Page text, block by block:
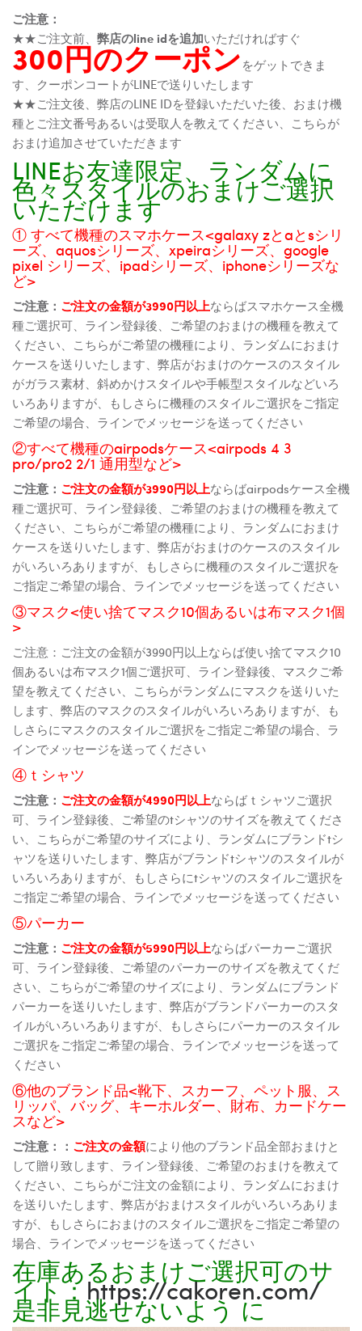
ご注意：
★★ご注文前、 弊店のline idを追加いただければすぐ
300円のクーポンをゲットできま
す、クーポンコートがLINEで送りいたします
★★ご注文後、弊店のLINE IDを登録いただいた後、おまけ機
種とご注文番号あるいは受取人を教えてください、こちらが
おまけ追加させていただきます
LINEお友達限定、ランダムに
色々スタイルのおまけご選択
いただけます
① すべて機種のスマホケース<galaxy zとaとsシリ
ーズ、aquosシリーズ、xpeiraシリーズ、google
pixel シリーズ、ipadシリーズ、iphoneシリーズな
ど>
ご注意： ご注文の金額が3990円以上ならばスマホケース全機
種ご選択可、ライン登録後、ご希望のおまけの機種を教えて
ください、こちらがご希望の機種により、ランダムにおまけ
ケースを送りいたします、弊店がおまけのケースのスタイル
がガラス素材、斜めかけスタイルや手帳型スタイルなどいろ
いろありますが、もしさらに機種のスタイルご選択をご指定
ご希望の場合、ラインでメッセージを送ってください
②すべて機種のairpodsケース<airpods 4 3
pro/pro2 2/1 通用型など>
ご注意： ご注文の金額が3990円以上ならばairpodsケース全機
種ご選択可、ライン登録後、ご希望のおまけの機種を教えて
ください、こちらがご希望の機種により、ランダムにおまけ
ケースを送りいたします、弊店がおまけのケースのスタイル
がいろいろありますが、もしさらに機種のスタイルご選択を
ご指定ご希望の場合、ラインでメッセージを送ってください
③マスク<使い捨てマスク10個あるいは布マスク1個
>
ご注意：ご注文の金額が3990円以上ならば使い捨てマスク10
個あるいは布マスク1個ご選択可、ライン登録後、マスクご希
望を教えてください、こちらがランダムにマスクを送りいた
します、弊店のマスクのスタイルがいろいろありますが、も
しさらにマスクのスタイルご選択をご指定ご希望の場合、ラ
インでメッセージを送ってください
④ｔシャツ
ご注意： ご注文の金額が4990円以上ならばｔシャツご選択
可、ライン登録後、ご希望のtシャツのサイズを教えてくださ
い、こちらがご希望のサイズにより、ランダムにブランドtシ
ャツを送りいたします、弊店がブランドtシャツのスタイルが
いろいろありますが、もしさらにtシャツのスタイルご選択を
ご指定ご希望の場合、ラインでメッセージを送ってください
⑤パーカー
ご注意： ご注文の金額が5990円以上ならばパーカーご選択
可、ライン登録後、ご希望のパーカーのサイズを教えてくだ
さい、こちらがご希望のサイズにより、ランダムにブランド
パーカーを送りいたします、弊店がブランドパーカーのスタ
イルがいろいろありますが、もしさらにパーカーのスタイル
ご選択をご指定ご希望の場合、ラインでメッセージを送って
ください
⑥他のブランド品<靴下、スカーフ、ペット服、ス
リッパ、バッグ、キーホルダー、財布、カードケー
スなど>
ご注意：： ご注文の金額により他のブランド品全部おまけと
して贈り致します、ライン登録後、ご希望のおまけを教えて
ください、こちらがご注文の金額により、ランダムにおまけ
を送りいたします、弊店がおまけスタイルがいろいろありま
すが、もしさらにおまけのスタイルご選択をご指定ご希望の
場合、ラインでメッセージを送ってください
在庫あるおまけご選択可のサ
イト：https://cakoren.com/
是非見逃せないよう に